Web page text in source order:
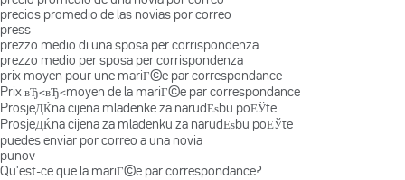
precios promedio de las novias por correo
press
prezzo medio di una sposa per corrispondenza
prezzo medio per sposa per corrispondenza
prix moyen pour une mariГ©e par correspondance
Prix вЂ‹вЂ‹moyen de la mariГ©e par correspondance
ProsjeДЌna cijena mladenke za narudЕѕbu poЕЎte
ProsjeДЌna cijena za mladenku za narudЕѕbu poЕЎte
puedes enviar por correo a una novia
punov
Qu'est-ce que la mariГ©e par correspondance?